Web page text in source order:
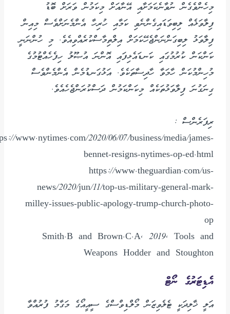
މިހެންވެގެން ނުވާނެކަމަށާއި އޭނާއަށް މިކަމުން ވަރަށް ބޮޑު
ފިލާވަޅެއް ލިބިވަޑައިގެންނެވި ކަމާއި ހުރިހާ އެންމެނަށްވެސް މިއިން
ފިލާވަޅު ލިބިގަންނަންޖެހޭކަމަށް އިލްތިމާސްކުރެއްވިއެވެ. މި ހުންނަނީ
ކަންކަން ކުރުމުގައި ކަނޑައެޅިފައި އޮންނަ އުޞޫލު ހިފެހެއްޓުމުގެ
މުހިންމުކަން ހާމަވާ ހާދިސާތަކެވެ. އަޅުގަނޑުމެން އެންމެންވެސް
ގިނަގުނަ ފިލާވަޅުތަކެއް މިކަންކަމުން ދަސްކުރަންޖެހެއެވެ.
ރިފަރެންސް :
www.nytimes.com/2020/06/07/business/media/james-
bennet-resigns-nytimes-op-ed.html
https://www.theguardian.com/us-
news/2020/jun/11/top-us-military-general-mark-
milley-issues-public-apology-trump-church-photo-
op
Smith.B and Brown.C.A, 2019, Tools and
Weapons Hodder and Stoughton
އެޑިޓަރުގެ ނޯޓް
އަލީ ޚާލިދަކީ ޓެލެވިޒަން މޯލްޑިވްސްގެ ސީއީއޯގެ މަގާމު ފުރުއްވާ